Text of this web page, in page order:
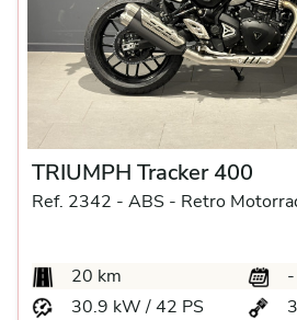
TRIUMPH Tracker 400
Ref. 2342 - ABS - Retro
20 km
-
30.9 kW / 42 PS